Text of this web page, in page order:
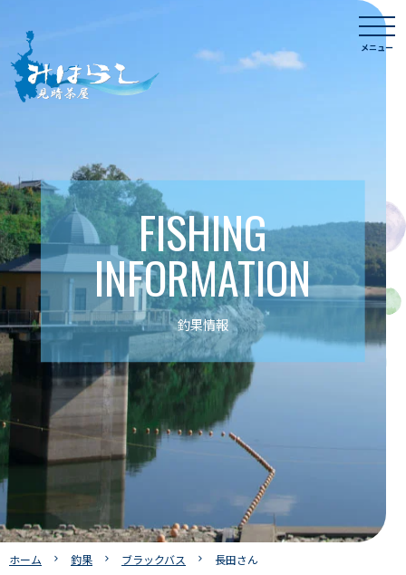
content
メニュー
FISHING
INFORMATION
釣果情報
ホーム 釣果 ブラックバス 長田さん